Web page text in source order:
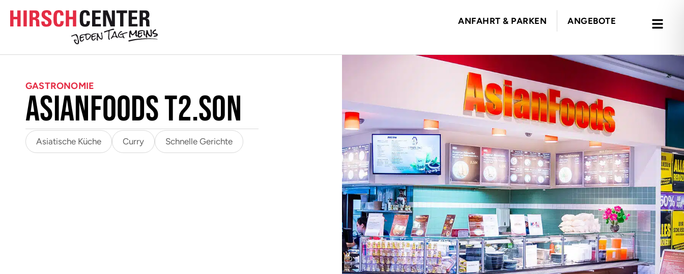
Inhalt Direkt
zum
Footer
ANGEBOTE
ANFAHRT & PARKEN
GASTRONOMIE
AsianFoods T2.Son
Asiatische Küche Curry Schnelle Gerichte